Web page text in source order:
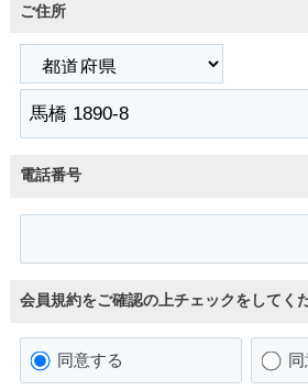
ご住所
電話番号
会員規約をご確認の上チェックをしてく
同意する